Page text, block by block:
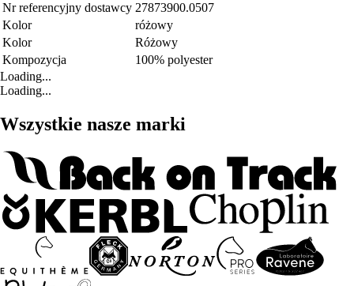
Nr referencyjny dostawcy 27873900.0507
Kolor
różowy
Kolor
Różowy
Kompozycja
100% polyester
Loading...
Loading...
Wszystkie nasze marki